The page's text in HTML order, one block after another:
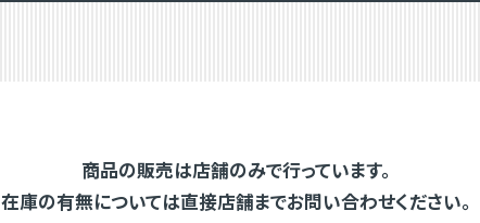
商品の販売は店舗のみで行っています。
在庫の有無については直接店舗までお問い合わせください。